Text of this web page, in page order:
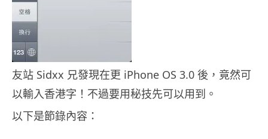
友站 Sidxx 兄發現在更 iPhone OS 3.0 後，竟然可
以輸入香港字！不過要用秘技先可以用到。
以下是節錄內容：